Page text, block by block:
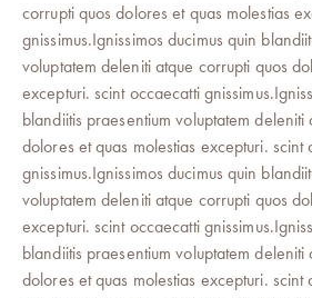
corrupti quos dolores et quas molestias
gnissimus.Ignissimos ducimus quin
voluptatem deleniti atque corrupti quos
excepturi. scint occaecatti
blandiitis praesentium voluptatem deleniti
dolores et quas molestias excepturi. scint
gnissimus.Ignissimos ducimus quin
voluptatem deleniti atque corrupti quos
excepturi. scint occaecatti
blandiitis praesentium voluptatem deleniti
dolores et quas molestias excepturi. scint